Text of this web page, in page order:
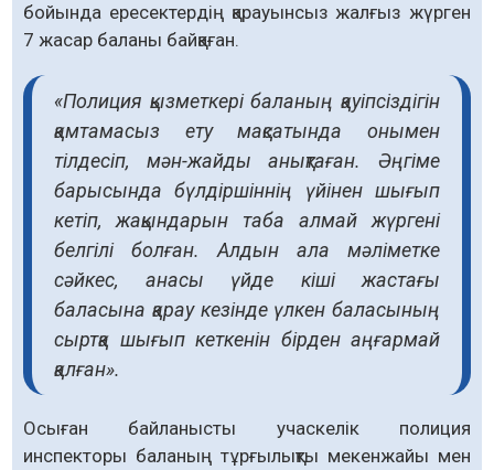
бойында ересектердің қарауынсыз жалғыз жүрген
7 жасар баланы байқаған.
«Полиция қызметкері баланың қауіпсіздігін
қамтамасыз ету мақсатында онымен
тілдесіп, мән-жайды анықтаған. Әңгіме
барысында бүлдіршіннің үйінен шығып
кетіп, жақындарын таба алмай жүргені
белгілі болған. Алдын ала мәліметке
сәйкес, анасы үйде кіші жастағы
баласына қарау кезінде үлкен баласының
сыртқа шығып кеткенін бірден аңғармай
қалған».
Осыған байланысты учаскелік полиция
инспекторы баланың тұрғылықты мекенжайы мен